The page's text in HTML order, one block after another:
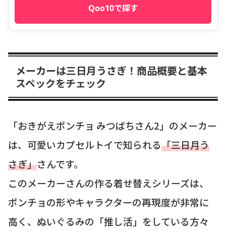
Qoo10で探す
メーカーは三日月うさぎ！商品概要と基本
スペックをチェック
「おきがえポンチョ みつばちさん2」のメーカー
は、可愛いカプセルトイで知られる「三日月う
さぎ」さんです。
このメーカーさんの作る着せ替えシリーズは、
ポンチョの形やキャラクターの再現度が非常に
高く、ぬいぐるみの「推し活」をしている方々